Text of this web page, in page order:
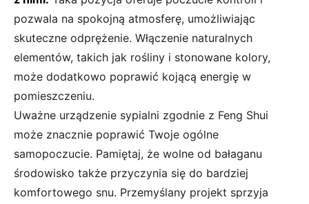
pozwala na spokojną atmosferę, umożliwiając
skuteczne odprężenie. Włączenie naturalnych
elementów, takich jak rośliny i stonowane kolory,
może dodatkowo poprawić kojącą energię w
pomieszczeniu.
Uważne urządzenie sypialni zgodnie z Feng Shui
może znacznie poprawić Twoje ogólne
samopoczucie. Pamiętaj, że wolne od bałaganu
środowisko także przyczynia się do bardziej
komfortowego snu. Przemyślany projekt sprzyja